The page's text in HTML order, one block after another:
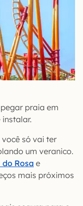
praia em
só vai ter
um veranico.
do Rosa e
mais próximos